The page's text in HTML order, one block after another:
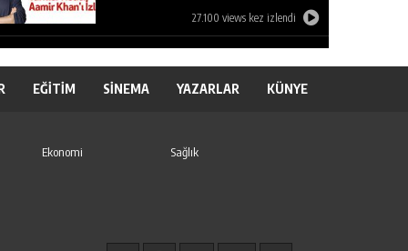
27.100 views kez izlendi
EĞİTİM SİNEMA YAZARLAR KÜNYE
Ekonomi
Sağlık